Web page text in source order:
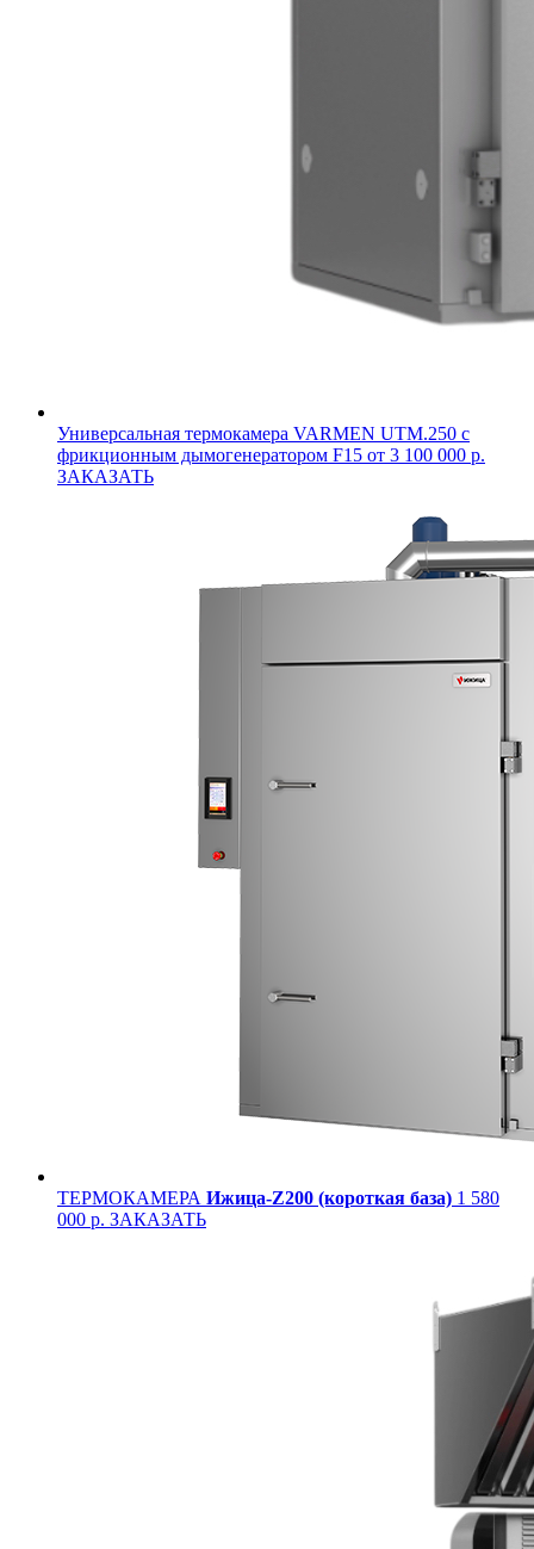
Универсальная термокамера VARMEN UTM.250 с
фрикционным дымогенератором F15 от 3 100 000 р.
ЗАКАЗАТЬ
ТЕРМОКАМЕРА Ижица-Z200 (короткая база) 1 580
000 р. ЗАКАЗАТЬ